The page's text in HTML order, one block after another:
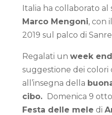
Italia ha collaborato al
Marco Mengoni, con
2019 sul palco di
Regalati un week
suggestione dei colori
all’insegna della
cibo. Domenica 9
Festa delle mele di